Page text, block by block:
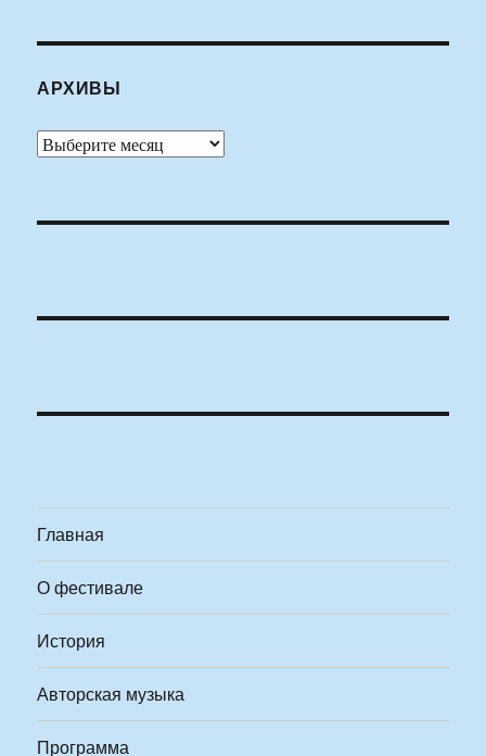
АРХИВЫ
Архивы
Главная
О фестивале
История
Авторская музыка
Программа